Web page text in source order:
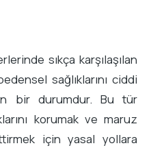
sıkça karşılaşılan
sağlıklarını ciddi
bir durumdur. Bu tür
korumak ve maruz
için yasal yollara